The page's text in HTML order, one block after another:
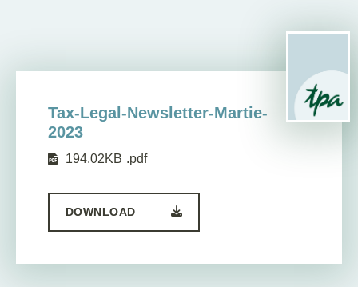
Tax-Legal-Newsletter-Martie-
2023
194.02KB .pdf
DOWNLOAD